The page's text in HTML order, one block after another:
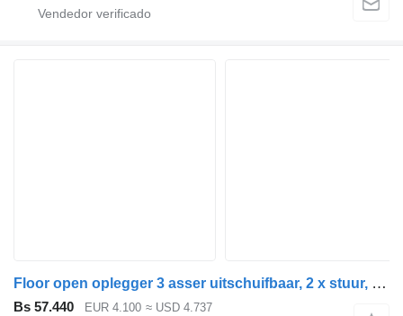
Floor open oplegger 3 asser uitschuifbaar, 2 x stuur, 1 x liftas
Bs 57.440 EUR 4.100 ≈ USD 4.737